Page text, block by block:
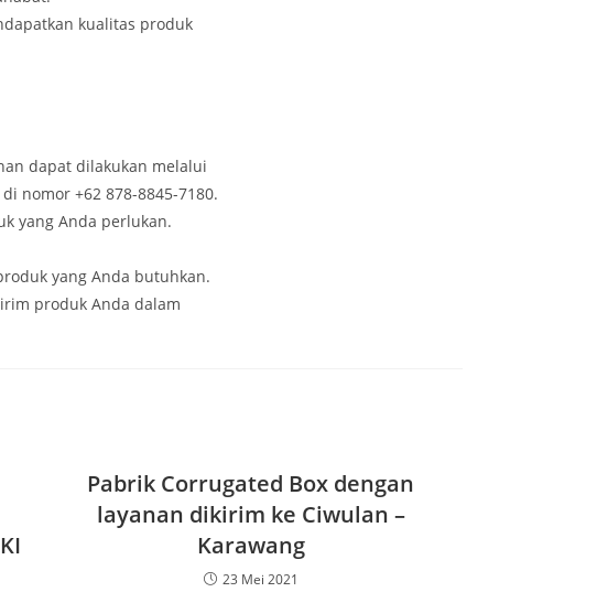
kualitas produk
dapat dilakukan melalui
nomor +62 878-8845-7180.
yang Anda perlukan.
yang Anda butuhkan.
produk Anda dalam
Pabrik Corrugated Box dengan
layanan dikirim ke Ciwulan –
Karawang
23 Mei 2021